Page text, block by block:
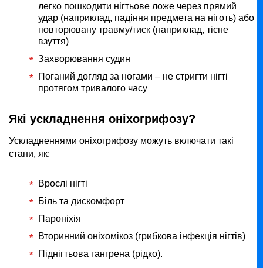
легко пошкодити нігтьове ложе через прямий
удар (наприклад, падіння предмета на ніготь) або
повторювану травму/тиск (наприклад, тісне
взуття)
Захворювання судин
Поганий догляд за ногами – не стригти нігті
протягом тривалого часу
Які ускладнення оніхогрифозу?
Ускладненнями оніхогрифозу можуть включати такі
стани, як:
Врослі нігті
Біль та дискомфорт
Пароніхія
Вторинний оніхомікоз (грибкова інфекція нігтів)
Піднігтьова гангрена (рідко).